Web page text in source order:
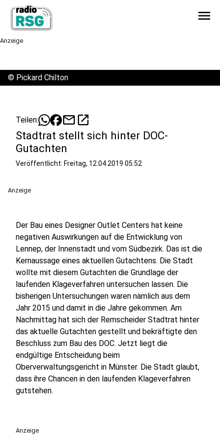
menu
Anzeige
© Pickard Chilton
Teilen: mailopen_in_new
Stadtrat stellt sich hinter DOC-
Gutachten
Veröffentlicht: Freitag, 12.04.2019 05:52
Anzeige
Der Bau eines Designer Outlet Centers hat keine
negativen Auswirkungen auf die Entwicklung von
Lennep, der Innenstadt und vom Südbezirk. Das ist die
Kernaussage eines aktuellen Gutachtens. Die Stadt
wollte mit diesem Gutachten die Grundlage der
laufenden Klageverfahren untersuchen lassen. Die
bisherigen Untersuchungen waren nämlich aus dem
Jahr 2015 und damit in die Jahre gekommen. Am
Nachmittag hat sich der Remscheider Stadtrat hinter
das aktuelle Gutachten gestellt und bekräftigte den
Beschluss zum Bau des DOC. Jetzt liegt die
endgültige Entscheidung beim
Oberverwaltungsgericht in Münster. Die Stadt glaubt,
dass ihre Chancen in den laufenden Klageverfahren
gutstehen.
Anzeige